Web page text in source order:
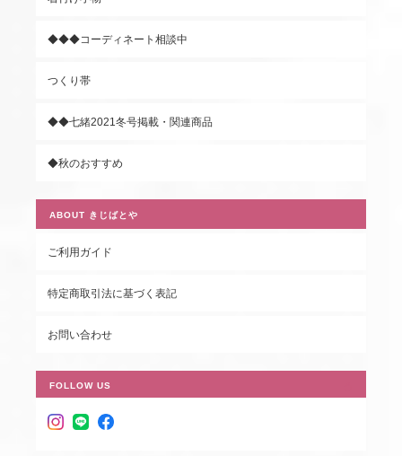
◆◆◆コーディネート相談中
つくり帯
◆◆七緒2021冬号掲載・関連商品
◆秋のおすすめ
ABOUT きじばとや
ご利用ガイド
特定商取引法に基づく表記
お問い合わせ
FOLLOW US